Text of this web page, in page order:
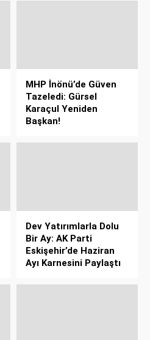
MHP İnönü’de Güven
Tazeledi: Gürsel
Karaçul Yeniden
Başkan!
Dev Yatırımlarla Dolu
Bir Ay: AK Parti
Eskişehir’de Haziran
Ayı Karnesini Paylaştı